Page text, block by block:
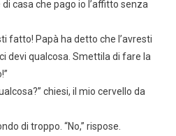
casa che pago io l’affitto senza
fatto! Papà ha detto che l’avresti
devi qualcosa. Smettila di fare la
chiesi, il mio cervello da
di troppo. “No,” rispose.